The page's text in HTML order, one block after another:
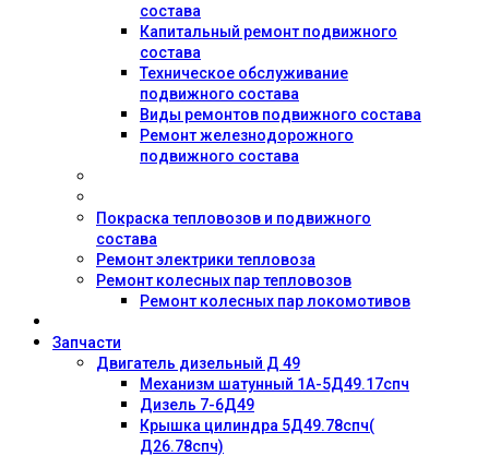
состава
Капитальный ремонт подвижного
состава
Техническое обслуживание
подвижного состава
Виды ремонтов подвижного состава
Ремонт железнодорожного
подвижного состава
Покраска тепловозов и подвижного
состава
Ремонт электрики тепловоза
Ремонт колесных пар тепловозов
Ремонт колесных пар локомотивов
Запчасти
Двигатель дизельный Д 49
Механизм шатунный 1А-5Д49.17спч
Дизель 7-6Д49
Крышка цилиндра 5Д49.78спч(
Д26.78спч)